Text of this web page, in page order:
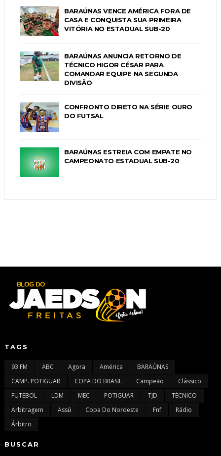
BARAÚNAS VENCE AMÉRICA FORA DE
CASA E CONQUISTA SUA PRIMEIRA
VITÓRIA NO ESTADUAL SUB-20
BARAÚNAS ANUNCIA RETORNO DE
TÉCNICO HIGOR CÉSAR PARA
COMANDAR EQUIPE NA SEGUNDA
DIVISÃO
CONFRONTO DIRETO NA SÉRIE OURO
DO FUTSAL
BARAÚNAS ESTREIA COM EMPATE NO
CAMPEONATO ESTADUAL SUB-20
TAGS
93 FM ABC Agora América
BARAÚNAS
CAMP. POTIGUAR
COPA DO BRASIL Campeão
Clássico
FUTEBOL
LDM MEC POTIGUAR TJD
TÉCNICO
Arbitragem
Assú Copa Do Nordeste Fnf
Rádio
Árbitro
BUSCAR